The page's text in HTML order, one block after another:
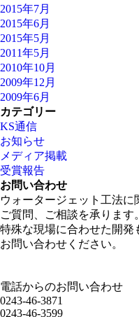
2015年7月
2015年6月
2015年5月
2011年5月
2010年10月
2009年12月
2009年6月
カテゴリー
KS通信
お知らせ
メディア掲載
受賞報告
お問い合わせ
ウォータージェット工法に
ご質問、ご相談を承ります。
特殊な現場に合わせた開発
お問い合わせください。
電話からのお問い合わせ
0243-46-3871
0243-46-3599